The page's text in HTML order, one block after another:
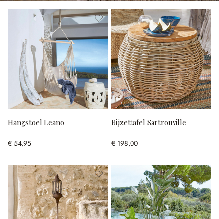
Hangstoel Leano
€ 54,95
Bijzettafel Sartrouville
€ 198,00